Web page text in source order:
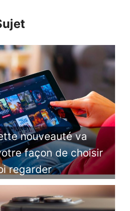
nouveauté va
façon de choisir
regarder